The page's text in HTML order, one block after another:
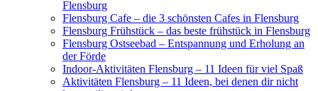
Flensburg
Flensburg Cafe – die 3 schönsten Cafes in Flensburg
Flensburg Frühstück – das beste frühstück in Flensburg
Flensburg Ostseebad – Entspannung und Erholung an
der Förde
Indoor-Aktivitäten Flensburg – 11 Ideen für viel Spaß
Aktivitäten Flensburg – 11 Ideen, bei denen dir nicht